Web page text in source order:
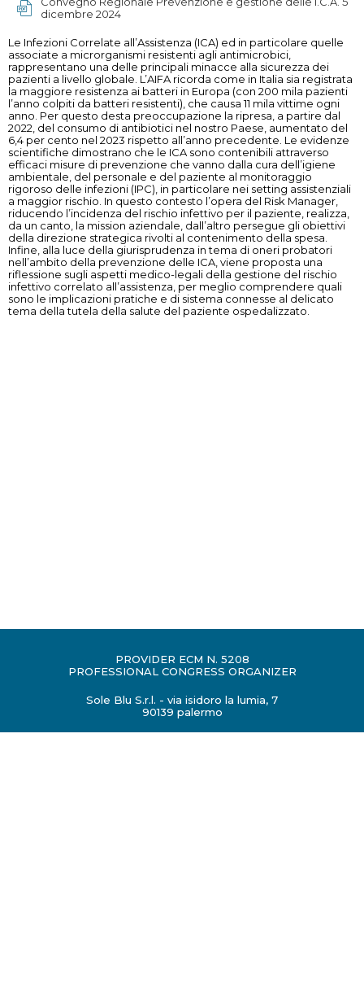
dicembre 2024
Le Infezioni Correlate all’Assistenza (ICA) ed in particolare quelle
associate a microrganismi resistenti agli antimicrobici,
rappresentano una delle principali minacce alla sicurezza dei
pazienti a livello globale. L’AIFA ricorda come in Italia sia registrata
la maggiore resistenza ai batteri in Europa (con 200 mila pazienti
l’anno colpiti da batteri resistenti), che causa 11 mila vittime ogni
anno. Per questo desta preoccupazione la ripresa, a partire dal
2022, del consumo di antibiotici nel nostro Paese, aumentato del
6,4 per cento nel 2023 rispetto all’anno precedente. Le evidenze
scientifiche dimostrano che le ICA sono contenibili attraverso
efficaci misure di prevenzione che vanno dalla cura dell’igiene
ambientale, del personale e del paziente al monitoraggio
rigoroso delle infezioni (IPC), in particolare nei setting assistenziali
a maggior rischio. In questo contesto l’opera del Risk Manager,
riducendo l’incidenza del rischio infettivo per il paziente, realizza,
da un canto, la mission aziendale, dall’altro persegue gli obiettivi
della direzione strategica rivolti al contenimento della spesa.
Infine, alla luce della giurisprudenza in tema di oneri probatori
nell’ambito della prevenzione delle ICA, viene proposta una
riflessione sugli aspetti medico-legali della gestione del rischio
infettivo correlato all’assistenza, per meglio comprendere quali
sono le implicazioni pratiche e di sistema connesse al delicato
tema della tutela della salute del paziente ospedalizzato.
PROVIDER ECM N. 5208
PROFESSIONAL CONGRESS ORGANIZER
Sole Blu S.r.l. - via isidoro la lumia, 7
90139 palermo
congressi@soleblusicilia.it